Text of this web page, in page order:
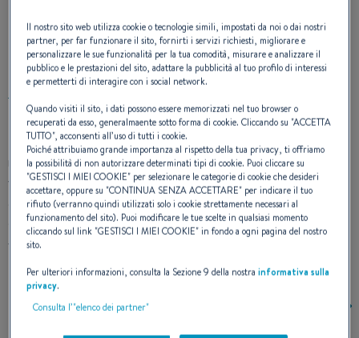
DESIGN ESTERNO
La carena, messa in risalto da delicate decorazioni e giochi di
righe nere su un fondo di scafo grigio, è tanto seducente alla
vista quanto efficace in navigazione. Il First 40 ‘CarbonEdition’
è consegnato pronto alla regata. Una proposta che offre
soprattutto un albero in carbonio, una chiglia in piombo, un
timone a ruota in composito nero e un pack elettronico
Raymarine specifico per le regate.
Il nostro sito web utilizza cookie o tecnologie simili, impostati da noi o dai nostri
partner, per far funzionare il sito, fornirti i servizi richiesti, migliorare e
personalizzare le sue funzionalità per la tua comodità, misurare e analizzare il
pubblico e le prestazioni del sito, adattare la pubblicità al tuo profilo di interessi
e permetterti di interagire con i social network.
Quando visiti il sito, i dati possono essere memorizzati nel tuo browser o
recuperati da esso, generalmaente sotto forma di cookie. Cliccando su "ACCETTA
TUTTO", acconsenti all’uso di tutti i cookie.
Poiché attribuiamo grande importanza al rispetto della tua privacy, ti offriamo
la possibilità di non autorizzare determinati tipi di cookie. Puoi cliccare su
"GESTISCI I MIEI COOKIE" per selezionare le categorie di cookie che desideri
accettare, oppure su "CONTINUA SENZA ACCETTARE" per indicare il tuo
rifiuto (verranno quindi utilizzati solo i cookie strettamente necessari al
funzionamento del sito). Puoi modificare le tue scelte in qualsiasi momento
cliccando sul link "GESTISCI I MIEI COOKIE" in fondo a ogni pagina del nostro
sito.
Per ulteriori informazioni, consulta la Sezione 9 della nostrainformativa sulla
privacy.
Consulta l’"elenco dei partner"